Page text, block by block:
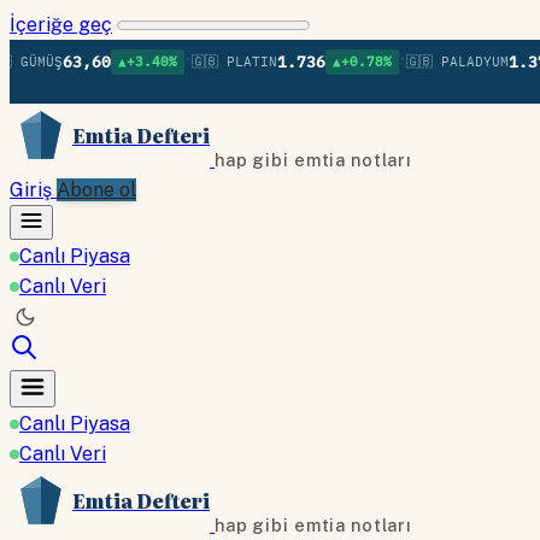
İçeriğe geç
63,60 ▲+3.40% • 🇬🇧 PLATIN1.736 ▲+0.78% •🇬🇧 PALADYUM1.379
Emtia Defteri
hap gibi emtia notları
Giriş Abone ol
Canlı Piyasa
Canlı Veri
Canlı Piyasa
Canlı Veri
Emtia Defteri
hap gibi emtia notları